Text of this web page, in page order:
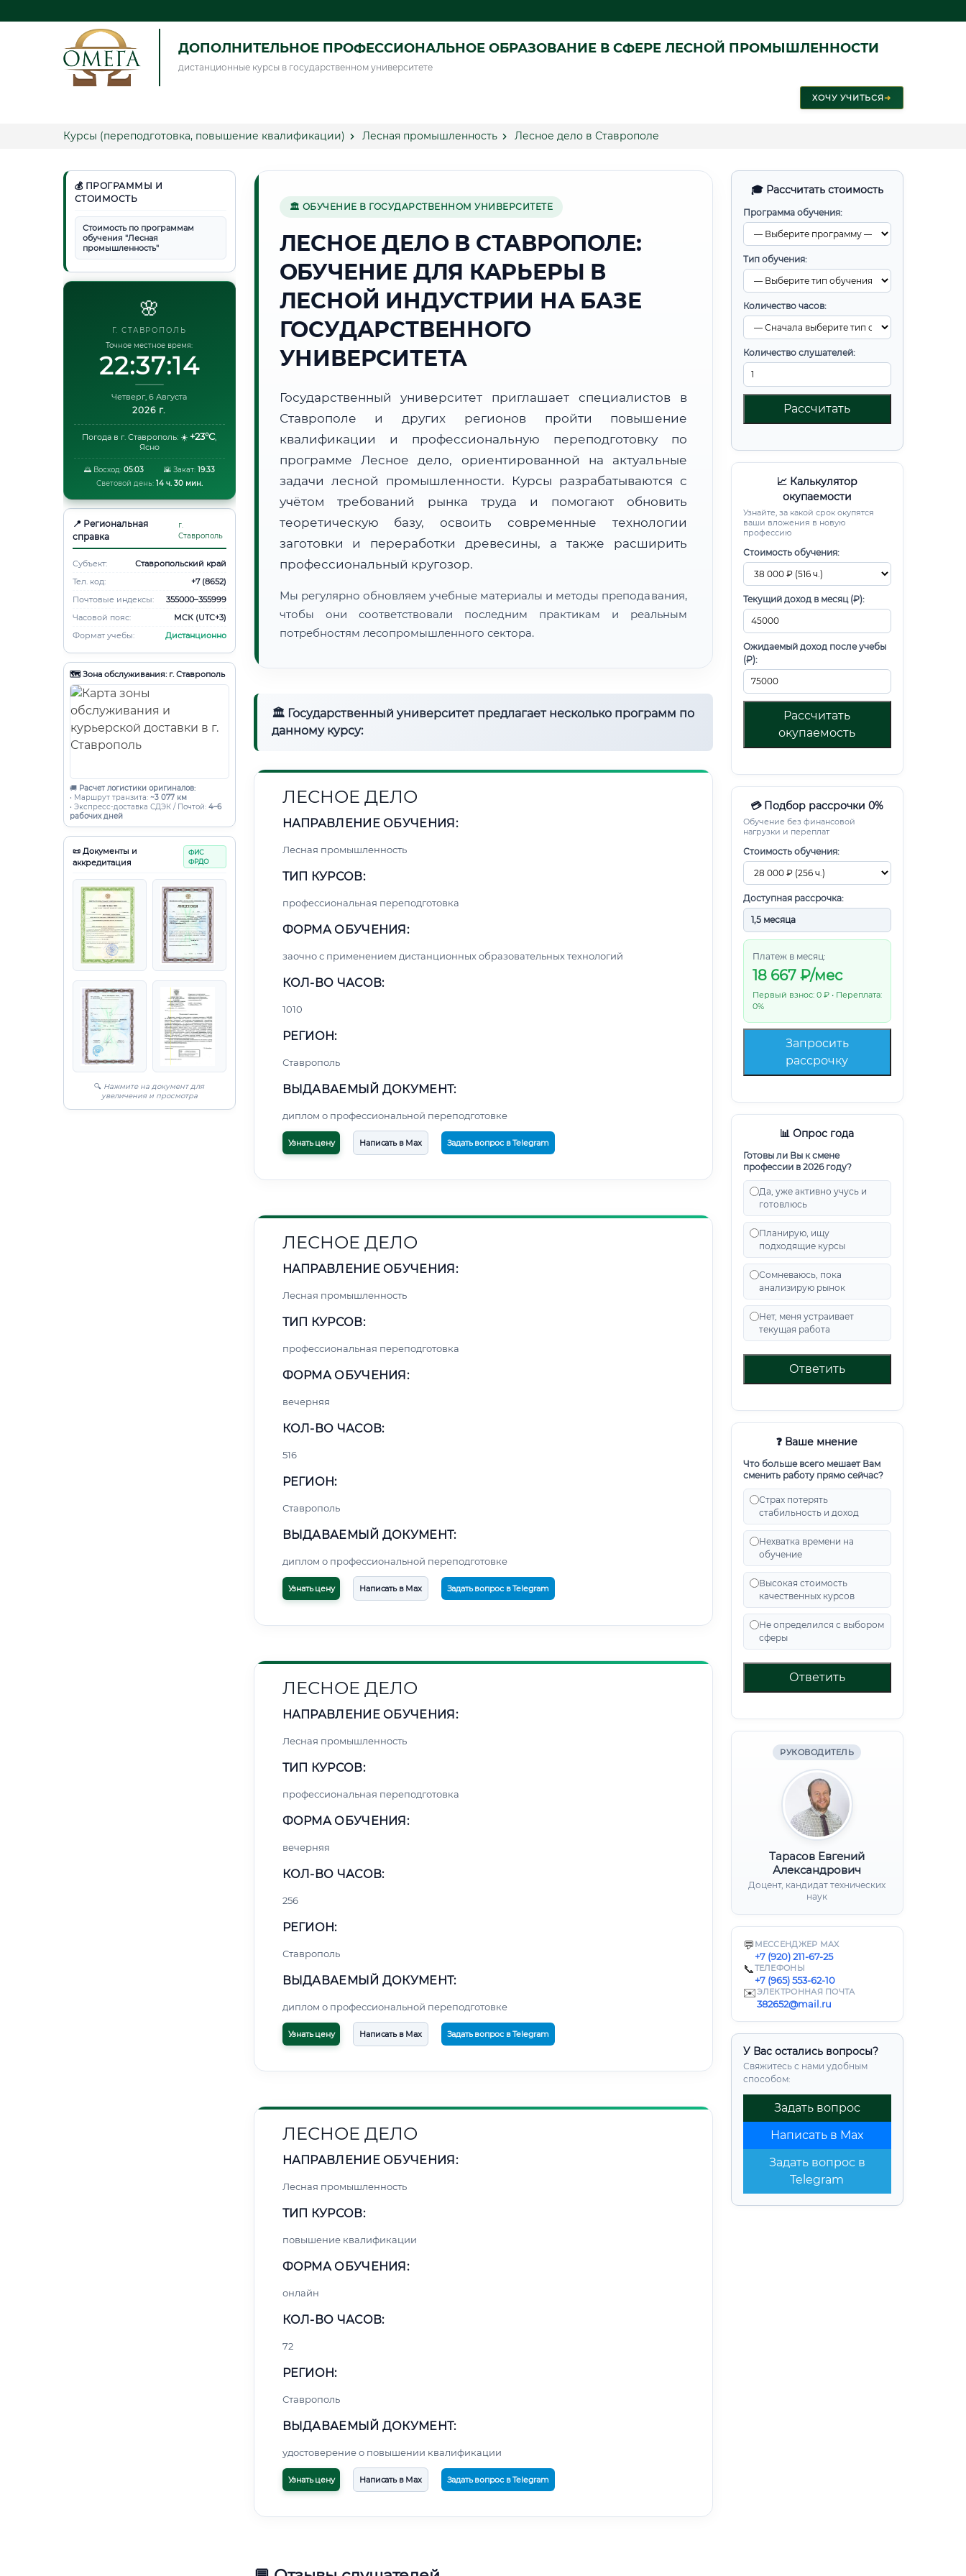
ДОПОЛНИТЕЛЬНОЕ ПРОФЕССИОНАЛЬНОЕ ОБРАЗОВАНИЕ В СФЕРЕ ЛЕСНОЙ ПРОМЫШЛЕННОСТИ
дистанционные курсы в государственном университете
ХОЧУ УЧИТЬСЯ➜
Курсы (переподготовка, повышение квалификации) Лесная промышленность Лесное дело в Ставрополе
💰 ПРОГРАММЫ И
СТОИМОСТЬ
Стоимость по программам
обучения "Лесная
промышленность"
🌸
Г. СТАВРОПОЛЬ
Точное местное время:
22:37:14
Четверг, 6 Августа
2026 г.
Погода в г. Ставрополь: ☀️ +23°C,
Ясно
🌅 Восход: 05:03 🌇 Закат: 19:33
Световой день: 14 ч. 30 мин.
📍 Региональная
справка
г.
Ставрополь
Субъект:
Ставропольский край
Тел. код:
+7 (8652)
Почтовые индексы:
355000–355999
Часовой пояс:
МСК (UTC+3)
Формат учебы:
Дистанционно
🗺️ Зона обслуживания: г. Ставрополь
🚚 Расчет логистики оригиналов:
• Маршрут транзита: ~3 077 км
• Экспресс-доставка СДЭК / Почтой: 4–6
рабочих дней
📜 Документы и
аккредитация
ФИС
ФРДО
🔍 Нажмите на документ для
увеличения и просмотра
🎓 Рассчитать стоимость
Программа обучения:
Тип обучения:
Количество часов:
Количество слушателей:
Рассчитать
📈 Калькулятор
окупаемости
Узнайте, за какой срок окупятся
ваши вложения в новую
профессию
Стоимость обучения:
Текущий доход в месяц (₽):
Ожидаемый доход после учебы
(₽):
Рассчитать
окупаемость
💳 Подбор рассрочки 0%
Обучение без финансовой
нагрузки и переплат
Стоимость обучения:
Доступная рассрочка:
Платеж в месяц:
18 667₽/мес
Первый взнос: 0 ₽ • Переплата:
0%
Запросить
рассрочку
📊 Опрос года
Готовы ли Вы к смене
профессии в 2026 году?
Да, уже активно учусь и
готовлюсь
Планирую, ищу
подходящие курсы
Сомневаюсь, пока
анализирую рынок
Нет, меня устраивает
текущая работа
Ответить
❓ Ваше мнение
Что больше всего мешает Вам
сменить работу прямо сейчас?
Страх потерять
стабильность и доход
Нехватка времени на
обучение
Высокая стоимость
качественных курсов
Не определился с выбором
сферы
Ответить
РУКОВОДИТЕЛЬ
Тарасов Евгений
Александрович
Доцент, кандидат технических
наук
💬 МЕССЕНДЖЕР MAX
+7 (920) 211-67-25
📞ТЕЛЕФОНЫ
+7 (965) 553-62-10
✉️ЭЛЕКТРОННАЯ ПОЧТА
382652@mail.ru
У Вас остались вопросы?
Свяжитесь с нами удобным
способом:
Задать вопрос
Написать в Max
Задать вопрос в
Telegram
🏛 ОБУЧЕНИЕ В ГОСУДАРСТВЕННОМ УНИВЕРСИТЕТЕ
ЛЕСНОЕ ДЕЛО В СТАВРОПОЛЕ:
ОБУЧЕНИЕ ДЛЯ КАРЬЕРЫ В
ЛЕСНОЙ ИНДУСТРИИ НА БАЗЕ
ГОСУДАРСТВЕННОГО
УНИВЕРСИТЕТА
Государственный университет приглашает специалистов в
Ставрополе и других регионов пройти повышение
квалификации и профессиональную переподготовку по
программе Лесное дело, ориентированной на актуальные
задачи лесной промышленности. Курсы разрабатываются с
учётом требований рынка труда и помогают обновить
теоретическую базу, освоить современные технологии
заготовки и переработки древесины, а также расширить
профессиональный кругозор.
Мы регулярно обновляем учебные материалы и методы преподавания,
чтобы они соответствовали последним практикам и реальным
потребностям лесопромышленного сектора.
🏛 Государственный университет предлагает несколько программ по
данному курсу:
ЛЕСНОЕ ДЕЛО
НАПРАВЛЕНИЕ ОБУЧЕНИЯ:
Лесная промышленность
ТИП КУРСОВ:
профессиональная переподготовка
ФОРМА ОБУЧЕНИЯ:
заочно с применением дистанционных образовательных технологий
КОЛ-ВО ЧАСОВ:
1010
РЕГИОН:
Ставрополь
ВЫДАВАЕМЫЙ ДОКУМЕНТ:
диплом о профессиональной переподготовке
Узнать цену Написать в Max Задать вопрос в Telegram
ЛЕСНОЕ ДЕЛО
НАПРАВЛЕНИЕ ОБУЧЕНИЯ:
Лесная промышленность
ТИП КУРСОВ:
профессиональная переподготовка
ФОРМА ОБУЧЕНИЯ:
вечерняя
КОЛ-ВО ЧАСОВ:
516
РЕГИОН:
Ставрополь
ВЫДАВАЕМЫЙ ДОКУМЕНТ:
диплом о профессиональной переподготовке
Узнать цену Написать в Max Задать вопрос в Telegram
ЛЕСНОЕ ДЕЛО
НАПРАВЛЕНИЕ ОБУЧЕНИЯ:
Лесная промышленность
ТИП КУРСОВ:
профессиональная переподготовка
ФОРМА ОБУЧЕНИЯ:
вечерняя
КОЛ-ВО ЧАСОВ:
256
РЕГИОН:
Ставрополь
ВЫДАВАЕМЫЙ ДОКУМЕНТ:
диплом о профессиональной переподготовке
Узнать цену Написать в Max Задать вопрос в Telegram
ЛЕСНОЕ ДЕЛО
НАПРАВЛЕНИЕ ОБУЧЕНИЯ:
Лесная промышленность
ТИП КУРСОВ:
повышение квалификации
ФОРМА ОБУЧЕНИЯ:
онлайн
КОЛ-ВО ЧАСОВ:
72
РЕГИОН:
Ставрополь
ВЫДАВАЕМЫЙ ДОКУМЕНТ:
удостоверение о повышении квалификации
Узнать цену Написать в Max Задать вопрос в Telegram